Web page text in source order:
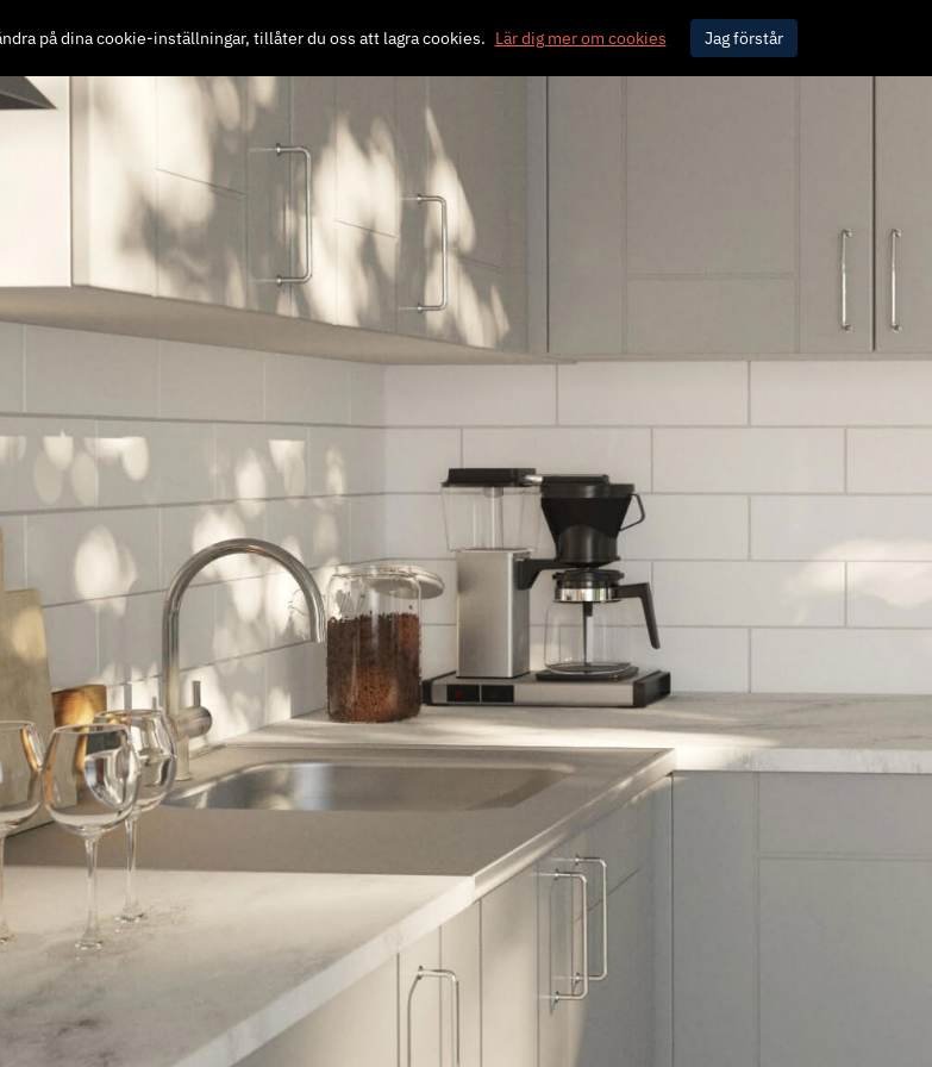
på dina cookie-inställningar, tillåter du oss att lagra cookies. Lär dig mer om cookies Jag förstår